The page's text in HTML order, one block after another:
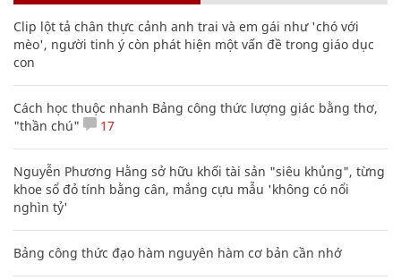
Clip lột tả chân thực cảnh anh trai và em gái như 'chó với
mèo', người tinh ý còn phát hiện một vấn đề trong giáo dục
con
Cách học thuộc nhanh Bảng công thức lượng giác bằng thơ,
"thần chú"
17
Nguyễn Phương Hằng sở hữu khối tài sản "siêu khủng", từng
khoe sổ đỏ tính bằng cân, mắng cựu mẫu 'không có nổi
nghìn tỷ'
Bảng công thức đạo hàm nguyên hàm cơ bản cần nhớ